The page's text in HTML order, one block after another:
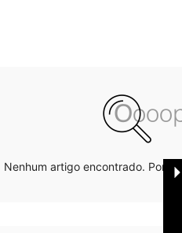
Nenhum artigo encontrado. Por